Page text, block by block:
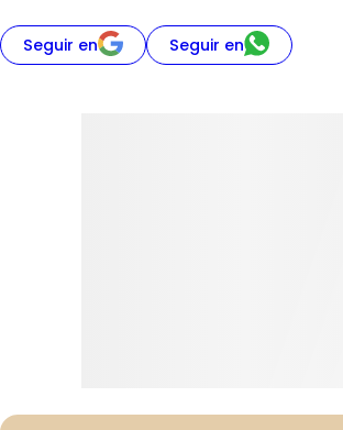
Seguir en Seguir en